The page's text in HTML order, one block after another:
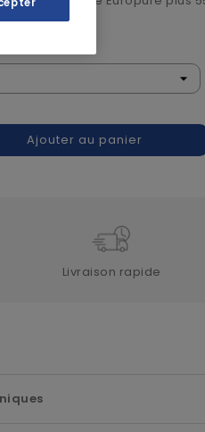
Ajouter au panier
Livraison rapide